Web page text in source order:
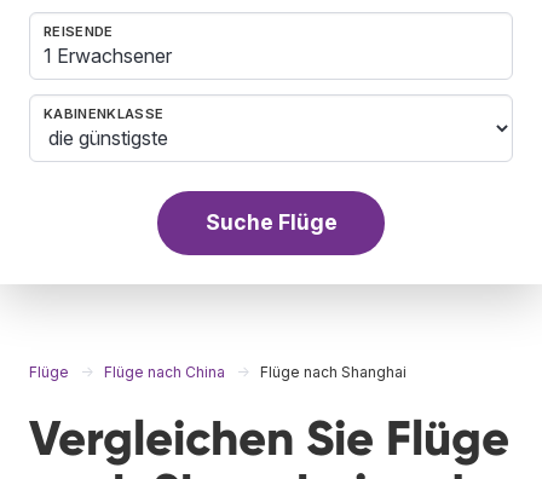
REISENDE
1 Erwachsener
KABINENKLASSE
Suche Flüge
Flüge Flüge nach China Flüge nach Shanghai
Vergleichen Sie Flüge